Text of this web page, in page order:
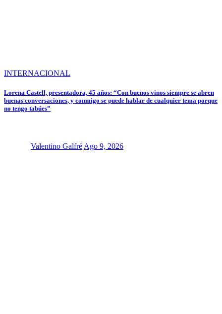
INTERNACIONAL
Lorena Castell, presentadora, 45 años: “Con buenos vinos siempre se abren
buenas conversaciones, y conmigo se puede hablar de cualquier tema porque
no tengo tabúes”
Valentino Galfré Ago 9, 2026